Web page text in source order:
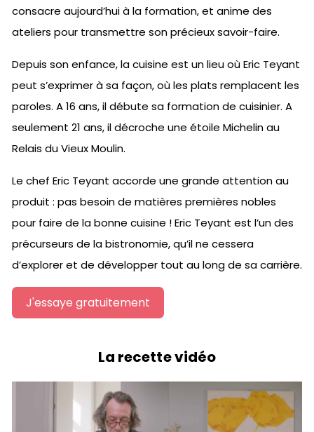
consacre aujourd’hui à la formation, et anime des
ateliers pour transmettre son précieux savoir-faire.
Depuis son enfance, la cuisine est un lieu où Eric Teyant
peut s’exprimer à sa façon, où les plats remplacent les
paroles. A 16 ans, il débute sa formation de cuisinier. A
seulement 21 ans, il décroche une étoile Michelin au
Relais du Vieux Moulin.
Le chef Eric Teyant accorde une grande attention au
produit : pas besoin de matières premières nobles
pour faire de la bonne cuisine ! Eric Teyant est l’un des
précurseurs de la bistronomie, qu’il ne cessera
d’explorer et de développer tout au long de sa carrière.
J'essaye gratuitement
La recette vidéo